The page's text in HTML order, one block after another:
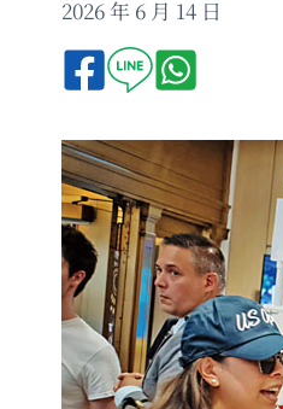
2026 年 6 月 14 日